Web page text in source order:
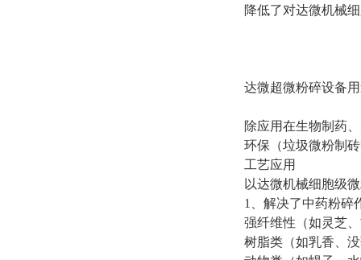
降低了对达微机械
达微超微粉碎设备
除应用在生物制药
环保（垃圾微粉制
工艺应用
以达微机械细胞级
1
解决了中药粉碎
强纤维性（如灵芝
树脂类（如乳香、